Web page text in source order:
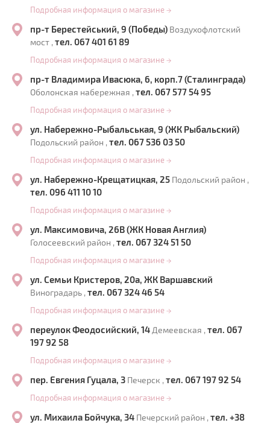
Подробная информация о магазине →
пр-т Берестейський, 9 (Победы) Воздухофлотский
мост , тел. 067 401 61 89
Подробная информация о магазине →
пр-т Владимира Ивасюка, 6, корп.7 (Сталинграда)
Оболонская набережная , тел. 067 577 54 95
Подробная информация о магазине →
ул. Набережно-Рыбальськая, 9 (ЖК Рыбальский)
Подольский район , тел. 067 536 03 50
Подробная информация о магазине →
ул. Набережно-Крещатицкая, 25 Подольский район ,
тел. 096 411 10 10
Подробная информация о магазине →
ул. Максимовича, 26В (ЖК Новая Англия)
Голосеевский район , тел. 067 324 51 50
Подробная информация о магазине →
ул. Семьи Кристеров, 20а, ЖК Варшавский
Виноградарь , тел. 067 324 46 54
Подробная информация о магазине →
переулок Феодосийский, 14 Демеевская , тел. 067
197 92 58
Подробная информация о магазине →
пер. Евгения Гуцала, 3 Печерск , тел. 067 197 92 54
Подробная информация о магазине →
ул. Михаила Бойчука, 34 Печерский район , тел. +38